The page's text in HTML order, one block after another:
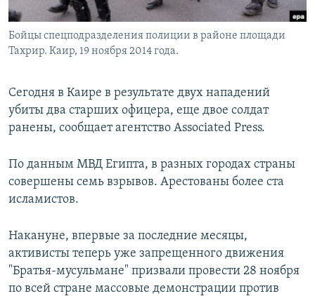
Бойцы спецподразделения полиции в районе площади
Тахрир. Каир, 19 ноября 2014 года.
Сегодня в Каире в результате двух нападений
убиты два старших офицера, еще двое солдат
ранены, сообщает агентство Associated Press.
По данным МВД Египта, в разных городах страны
совершены семь взрывов. Арестованы более ста
исламистов.
Накануне, впервые за последние месяцы,
активисты теперь уже запрещенного движения
"Братья-мусульмане" призвали провести 28 ноября
по всей стране массовые демонстрации против